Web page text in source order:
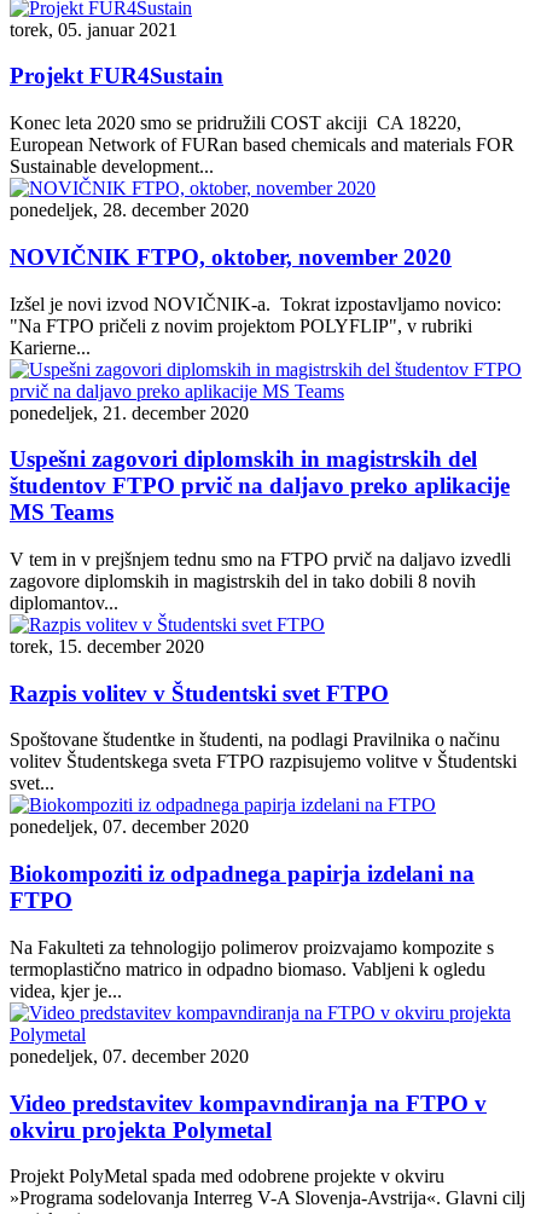
torek, 05. januar 2021
Projekt FUR4Sustain
Konec leta 2020 smo se pridružili COST akciji CA 18220,
European Network of FURan based chemicals and materials FOR
Sustainable development...
ponedeljek, 28. december 2020
NOVIČNIK FTPO, oktober, november 2020
Izšel je novi izvod NOVIČNIK-a. Tokrat izpostavljamo novico:
"Na FTPO pričeli z novim projektom POLYFLIP", v rubriki
Karierne...
ponedeljek, 21. december 2020
Uspešni zagovori diplomskih in magistrskih del
študentov FTPO prvič na daljavo preko aplikacije
MS Teams
V tem in v prejšnjem tednu smo na FTPO prvič na daljavo izvedli
zagovore diplomskih in magistrskih del in tako dobili 8 novih
diplomantov...
torek, 15. december 2020
Razpis volitev v Študentski svet FTPO
Spoštovane študentke in študenti, na podlagi Pravilnika o načinu
volitev Študentskega sveta FTPO razpisujemo volitve v Študentski
svet...
ponedeljek, 07. december 2020
Biokompoziti iz odpadnega papirja izdelani na
FTPO
Na Fakulteti za tehnologijo polimerov proizvajamo kompozite s
termoplastično matrico in odpadno biomaso. Vabljeni k ogledu
videa, kjer je...
ponedeljek, 07. december 2020
Video predstavitev kompavndiranja na FTPO v
okviru projekta Polymetal
Projekt PolyMetal spada med odobrene projekte v okviru
»Programa sodelovanja Interreg V-A Slovenja-Avstrija«. Glavni cilj